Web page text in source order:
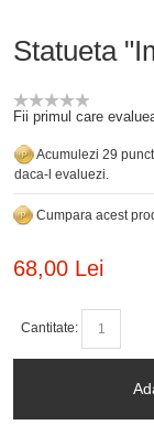
Statueta
Fii primul care
Acumulezi 29
daca-l evaluezi.
Cumpara acest
68,00 Lei
Cantitate: